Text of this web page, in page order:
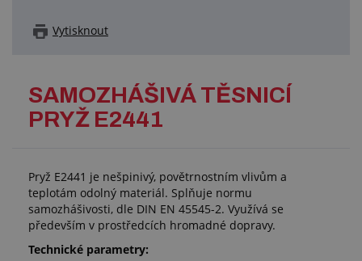
Vytisknout
SAMOZHÁŠIVÁ TĚSNICÍ
PRYŽ E2441
Pryž E2441 je nešpinivý, povětrnostním vlivům a
teplotám odolný materiál. Splňuje normu
samozhášivosti, dle DIN EN 45545-2. Využívá se
především v prostředcích hromadné dopravy.
Technické parametry: